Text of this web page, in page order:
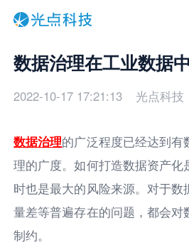
数据治理在工业数据
2022-10-17 17:21:13 光点科技
数据治理的⼴泛程度已经达到
理的⼴度。如何打造数据资产化
时也是最⼤的⻛险来源。对于
量差等普遍存在的问题，都会对
制约。